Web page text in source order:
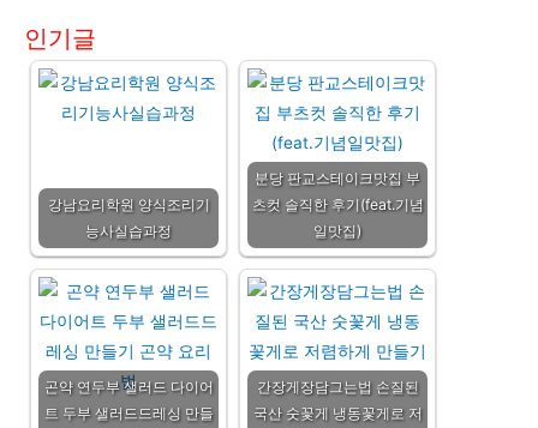
인기글
강남요리학원 양식조리기
능사실습과정
분당 판교스테이크맛집 부
츠컷 솔직한 후기(feat.기념
일맛집)
곤약 연두부 샐러드 다이어
트 두부 샐러드드레싱 만들
간장게장담그는법 손질된
국산 숫꽃게 냉동꽃게로 저